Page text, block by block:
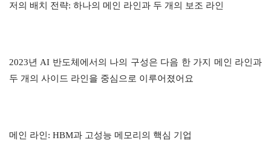
저의 배치 전략: 하나의 메인 라인과 두 개의 보조 라인
2023년 AI 반도체에서의 나의 구성은 다음 한 가지 메인 라인과
두 개의 사이드 라인을 중심으로 이루어졌어요
메인 라인: HBM과 고성능 메모리의 핵심 기업